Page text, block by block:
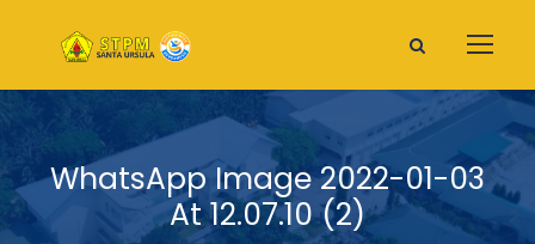
WhatsApp Image 2022-01-03
At 12.07.10 (2)